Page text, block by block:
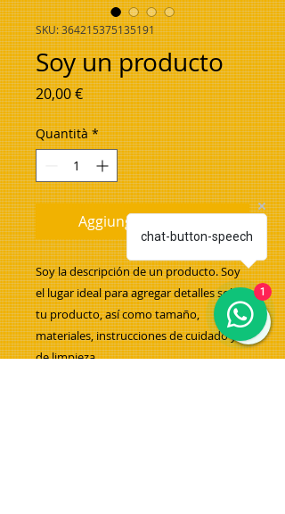
SKU: 364215375135191
Soy un producto
20,00 €Prezzo
Quantità *
Aggiungi al carrello
Soy la descripción de un producto. Soy
el lugar ideal para agregar detalles sobre
tu producto, así como tamaño,
materiales, instrucciones de cuidado y
de limpieza.
chat-button-speech
1